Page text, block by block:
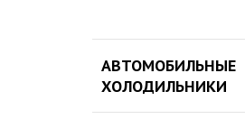
АВТОМОБИЛЬНЫЕ
ХОЛОДИЛЬНИКИ